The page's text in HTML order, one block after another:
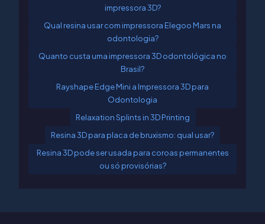
impressora 3D?
Qual resina usar com impressora Elegoo Mars na
odontologia?
Quanto custa uma impressora 3D odontológica no
Brasil?
Rayshape Edge Mini a Impressora 3D para
Odontologia
Relaxation Splints in 3D Printing
Resina 3D para placa de bruxismo: qual usar?
Resina 3D pode ser usada para coroas permanentes
ou só provisórias?